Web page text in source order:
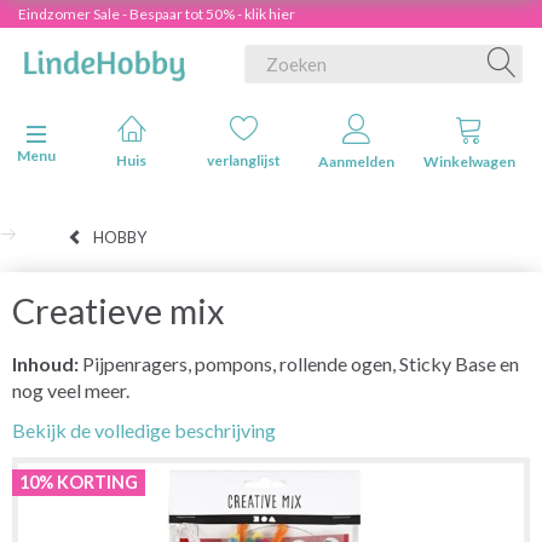
Eindzomer Sale - Bespaar tot 50% - klik hier
Navigatie in-/uitschakelen
Menu
Huis verlanglijst Aanmelden Winkelwagen
HOBBY
Creatieve mix
Inhoud: Pijpenragers, pompons, rollende ogen, Sticky Base en
nog veel meer.
Bekijk de volledige beschrijving
10% KORTING